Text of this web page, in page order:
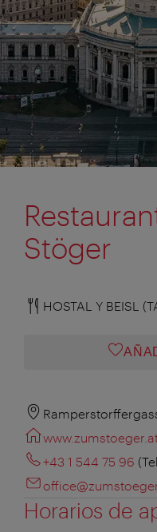
Stöger
HOSTAL Y BEISL
+43 1 544 75 96
Horarios de